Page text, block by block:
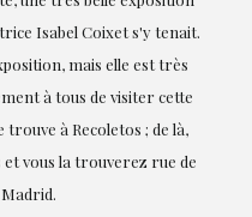
Isabel Coixet s'y tenait.
mais elle est très
à tous de visiter cette
à Recoletos ; de là,
et vous la trouverez rue de